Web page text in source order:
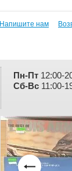
Напишите нам
Пн-Пт 12:00-
Сб-Вс 11:00-